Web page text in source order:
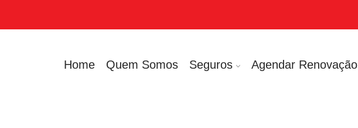
Home Quem Somos Seguros Agendar Renovação